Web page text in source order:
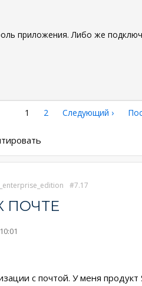
приложения. Либо же
Текущая
1 Страница
2
Следующая
Следующий ›
7.17
ПОЧТЕ
с почтой. У меня